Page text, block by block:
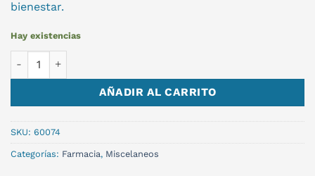
bienestar.
Hay existencias
AÑADIR AL CARRITO
SKU: 60074
Categorías: Farmacia, Miscelaneos